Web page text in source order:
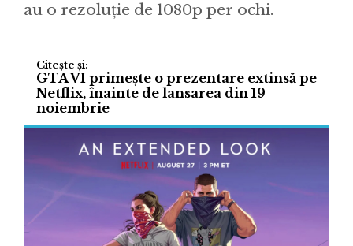
au o rezoluție de 1080p per ochi.
GTA VI primește o prezentare extinsă pe
Netflix, înainte de lansarea din 19
noiembrie